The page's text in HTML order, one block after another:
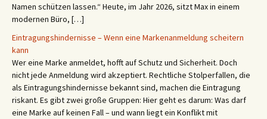
Namen schützen lassen.“ Heute, im Jahr 2026, sitzt Max in einem
modernen Büro, […]
Eintragungshindernisse – Wenn eine Markenanmeldung scheitern
kann
Wer eine Marke anmeldet, hofft auf Schutz und Sicherheit. Doch
nicht jede Anmeldung wird akzeptiert. Rechtliche Stolperfallen, die
als Eintragungshindernisse bekannt sind, machen die Eintragung
riskant. Es gibt zwei große Gruppen: Hier geht es darum: Was darf
eine Marke auf keinen Fall – und wann liegt ein Konflikt mit